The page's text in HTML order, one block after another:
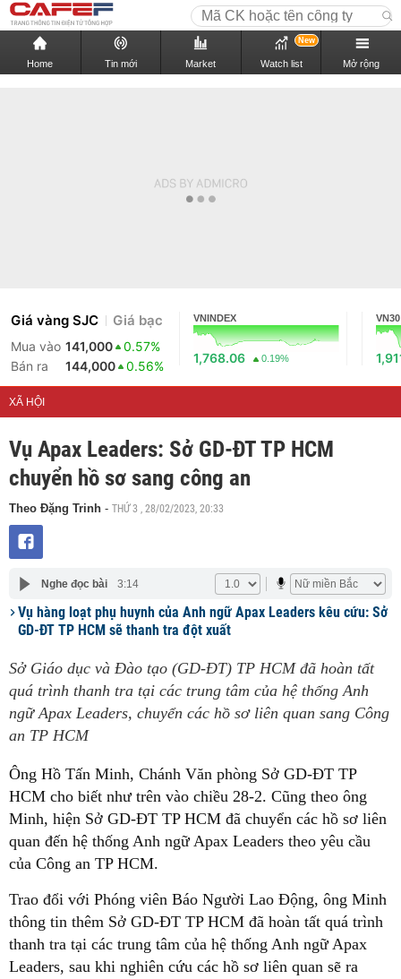
Home Tin mới Market Watch list
New
Mở rộng
Giá vàng SJC Giá bạc
Mua vào 141,000
0.57%
Bán ra
144,000 0.56%
VNINDEX
1,768.06 0.19%
VN30
XÃ HỘI
Vụ Apax Leaders: Sở GD-ĐT TP HCM
chuyển hồ sơ sang công an
Theo Đặng Trinh - THỨ 3 , 28/02/2023, 20:33
Nghe đọc bài 3:14
Vụ hàng loạt phụ huynh của Anh ngữ Apax Leaders kêu cứu: Sở
GD-ĐT TP HCM sẽ thanh tra đột xuất
Sở Giáo dục và Đào tạo (GD-ĐT) TP HCM đã hoàn tất
quá trình thanh tra tại các trung tâm của hệ thống Anh
ngữ Apax Leaders, chuyển các hồ sơ liên quan sang Công
an TP HCM
Ông Hồ Tấn Minh, Chánh Văn phòng Sở GD-ĐT TP
HCM cho biết như trên vào chiều 28-2. Cũng theo ông
Minh, hiện Sở GD-ĐT TP HCM đã chuyển các hồ sơ liên
quan đến hệ thống Anh ngữ Apax Leaders theo yêu cầu
của Công an TP HCM.
Trao đổi với Phóng viên Báo Người Lao Động, ông Minh
thông tin thêm Sở GD-ĐT TP HCM đã hoàn tất quá trình
thanh tra tại các trung tâm của hệ thống Anh ngữ Apax
Leaders, sau khi nghiên cứu các hồ sơ liên quan sẽ ra